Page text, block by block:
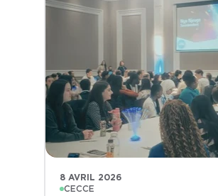
8 AVRIL 2026
CECCE